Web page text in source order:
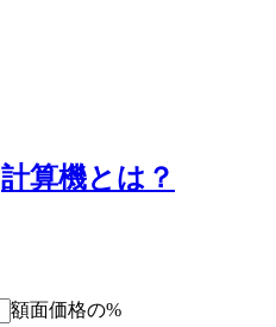
計算機とは？
額面価格の%